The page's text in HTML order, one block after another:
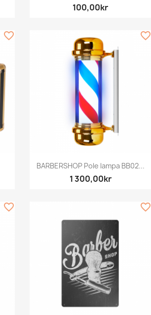
100,00kr
favorite_border
Snabbvy
BARBERSHOP Pole lampa BB02...
1 300,00kr
favorite_border
favorite_border favorite_border